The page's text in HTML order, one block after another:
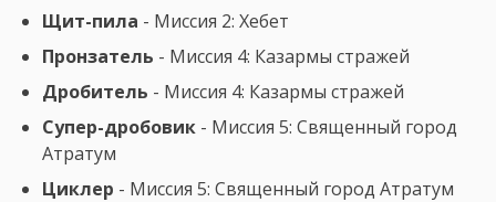
Щит-пила - Миссия 2: Хебет
Пронзатель - Миссия 4: Казармы стражей
Дробитель - Миссия 4: Казармы стражей
Супер-дробовик - Миссия 5: Священный город
Атратум
Циклер - Миссия 5: Священный город Атратум